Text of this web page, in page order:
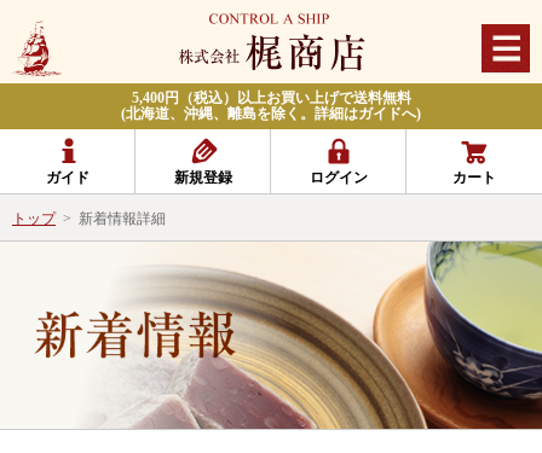
5,400円（税込）以上お買い上げで送料無料
(北海道、沖縄、離島を除く。詳細はガイドへ)
ガイド 新規登録 ログイン カート
トップ> 新着情報詳細